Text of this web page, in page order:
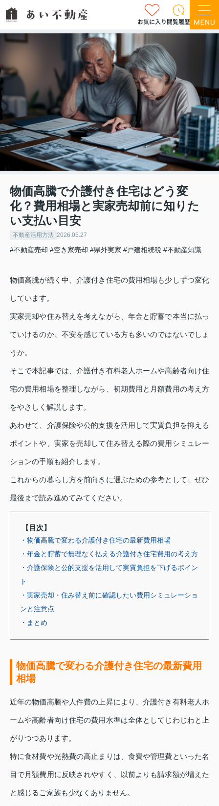
お気に入り閲覧履歴
物価高騰で介護付き住宅はどう変
化？費用相場と実家売却前に知りた
い支払い目安
不動産活用方法 2026.05.27
#不動産売却 #空き家売却 #県外実家 #戸建相続税 #不動産知識
物価高騰が続く中、介護付き住宅の費用相場も少しずつ変化
しています。
実家売却や住み替えを考えながら、年金と貯蓄で本当に払っ
ていけるのか、不安を感じている方も多いのではないでしょ
うか。
そこで本記事では、介護付き有料老人ホームや高齢者向け住
宅の費用相場を整理しながら、初期費用と月額費用の考え方
をやさしく解説します。
あわせて、介護保険や公的支援を活用して実質負担を抑える
ポイントや、実家を売却して住み替える際の費用シミュレー
ションの手順も紹介します。
これからの暮らし方を前向きに選ぶための参考として、ぜひ
最後まで読み進めてみてください。
【目次】
・物価高騰で変わる介護付き住宅の最新費用相場
・年金と貯蓄で無理なく払える介護付き住宅費用の考え方
・介護保険と公的支援を活用して実質負担を下げるポイン
ト
・実家売却・住み替え前に確認したい費用シミュレーショ
ンと注意点
・まとめ
物価高騰で変わる介護付き住宅の最新費用
相場
近年の物価高騰や人件費の上昇により、介護付き有料老人ホ
ームや高齢者向け住宅の費用水準は全体としてじわじわと上
がりつつあります。
特に食材費や光熱費の高止まりは、食費や管理費といった名
目で月額費用に反映されやすく、以前よりも請求額が増えた
と感じるご家族も少なくありません。